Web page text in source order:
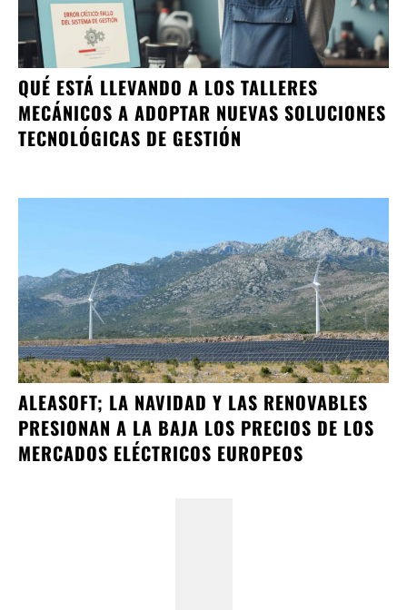
QUÉ ESTÁ LLEVANDO A LOS TALLERES
MECÁNICOS A ADOPTAR NUEVAS SOLUCIONES
TECNOLÓGICAS DE GESTIÓN
ALEASOFT; LA NAVIDAD Y LAS RENOVABLES
PRESIONAN A LA BAJA LOS PRECIOS DE LOS
MERCADOS ELÉCTRICOS EUROPEOS